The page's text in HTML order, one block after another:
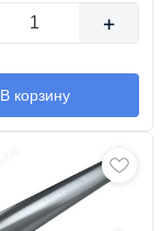
+
В корзину